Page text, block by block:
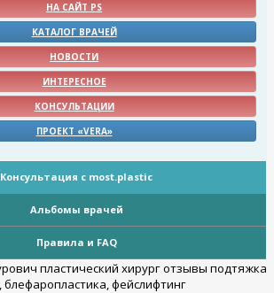
НА САЙТ PS
КАТАЛОГ ВРАЧЕЙ
НОВОСТИ
ИНТЕРЕСНОЕ
КОНСУЛЬТАЦИИ
ПРОЕКТ «VERA»
Консультация с most.plastic
Альбомы врачей
Правила и FAQ